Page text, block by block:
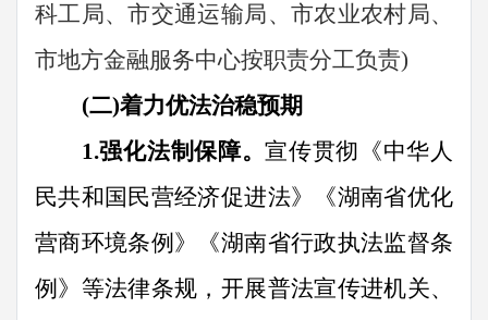
科工局、市交通运输局、市农业农村局、
市地方金融服务中心按职责分工负责)
(二)着力优法治稳预期
1.强化法制保障。宣传贯彻《中华人
民共和国民营经济促进法》《湖南省优化
营商环境条例》《湖南省行政执法监督条
例》等法律条规 ，开展普法宣传进机关、